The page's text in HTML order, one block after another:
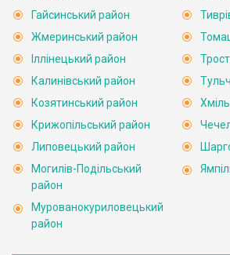
Гайсинський район
Жмеринський район
Іллінецький район
Калинівський район
Козятинський район
Крижопільський район
Липовецький район
Могилів-Подільський
район
Мурованокуриловецький
район